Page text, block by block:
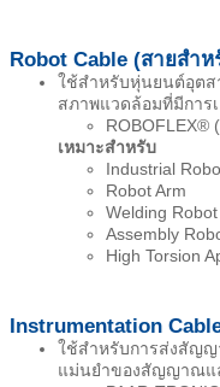
Robot Cable (สายสำ
ใช้สำหรับหุ่นยนต์อุตส
สภาพแวดล้อมที่มีการ
ROBOFLEX®
เหมาะสำหรับ
Industrial
Robot Arm
Welding Robot
Assembly
High Torsion
Instrumentation
ใช้สำหรับการส่งสัญญ
แม่นยำของสัญญาณแ